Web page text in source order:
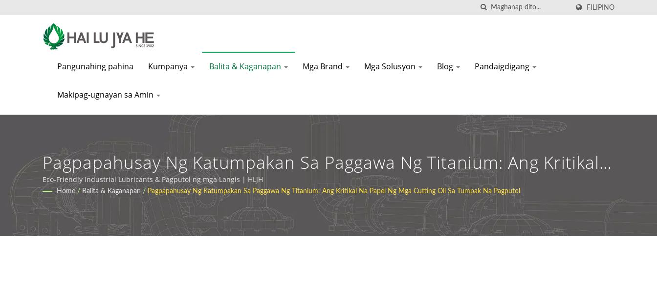
FILIPINO
Pangunahing pahina Kumpanya Balita & Kaganapan Mga Brand Mga Solusyon Blog Pandaigdigang
Makipag-ugnayan sa Amin
Pagpapahusay Ng Katumpakan Sa Paggawa Ng Titanium: Ang Kritikal
Na Papel Ng Mga Cutting Oil Sa Tumpak Na Pagputol | Industrial
Cutting Oil At Lubricant Manufacturer | HLJH
Eco-Friendly Industrial Lubricants & Pagputol ng mga Langis | HLJH
Home / Balita & Kaganapan / Pagpapahusay Ng Katumpakan Sa Paggawa Ng Titanium: Ang Kritikal Na Papel Ng Mga Cutting Oil Sa Tumpak Na Pagputol